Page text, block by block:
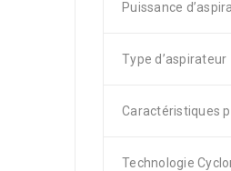
Puissance
Type d’aspirateur
Caractéristiques
Technologie